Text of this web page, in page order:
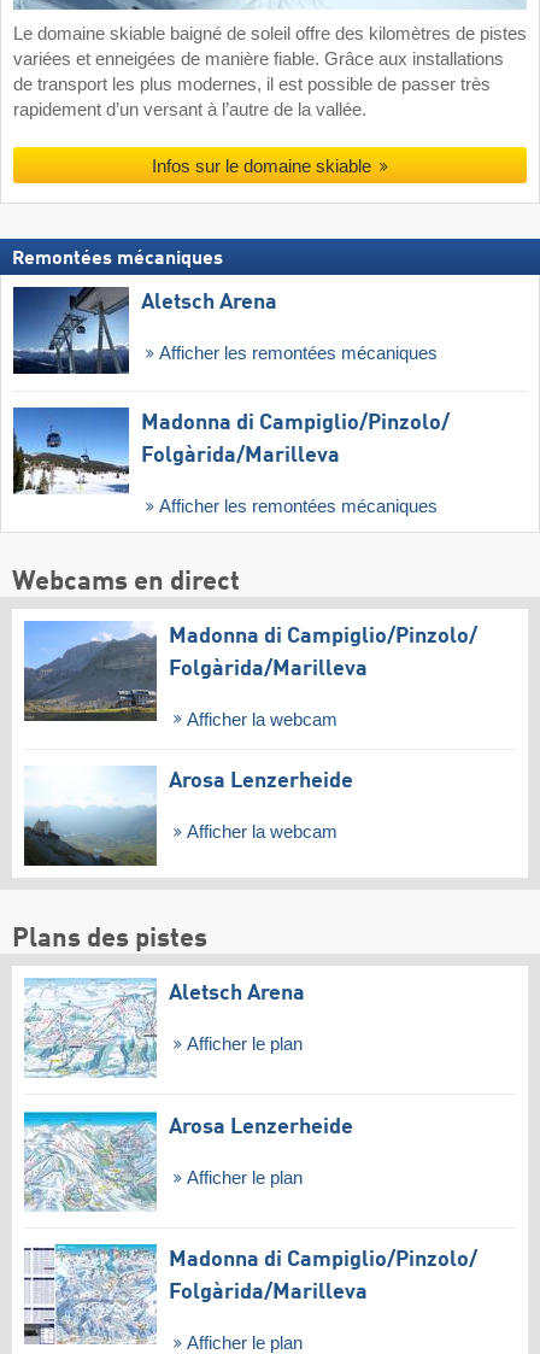
Le domaine skiable baigné de soleil offre des kilomètres de pistes
variées et enneigées de manière fiable. Grâce aux installations
de transport les plus modernes, il est possible de passer très
rapidement d’un versant à l’autre de la vallée.
Infos sur le domaine skiable
Remontées mécaniques
Aletsch Arena
Afficher les remontées mécaniques
Madonna di Campiglio/​Pinzolo/​
Folgàrida/​Marilleva
Afficher les remontées mécaniques
Webcams en direct
Madonna di Campiglio/​Pinzolo/​
Folgàrida/​Marilleva
Afficher la webcam
Arosa Lenzerheide
Afficher la webcam
Plans des pistes
Aletsch Arena
Afficher le plan
Arosa Lenzerheide
Afficher le plan
Madonna di Campiglio/​Pinzolo/​
Folgàrida/​Marilleva
Afficher le plan